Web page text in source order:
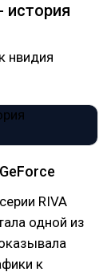
история
нвидия
RIVA
одной из
к